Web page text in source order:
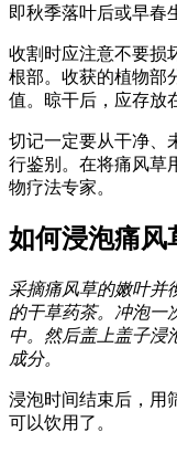
即秋季落叶后或早春
收割时应注意不要损
根部。收获的植物部
值。晾干后，应存放
切记一定要从干净、
行鉴别。在将痛风草
物疗法专家。
如何浸泡痛风
采摘痛风草的嫩叶并
的干草药茶。冲泡一
中。然后盖上盖子浸
成分。
浸泡时间结束后，用
可以饮用了。